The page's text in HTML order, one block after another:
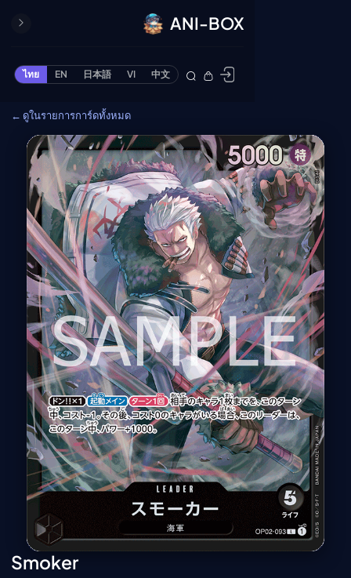
ANI-BOX
ไทย EN 日本語 VI 中文
ปิด
ONE PIECE
Collection
Deck Builder
My-Collection
Deck Library
Deck Share
PREMIUM SERVICE
ทีวีออนไลน์
แนะนำรายการทีวี
อนิเมะ
ตารางออกอากาศอนิ
เมะ (คืนนี้)
ตารางออกอากาศอนิ
เมะ
← ดูในรายการการ์ดทั้งหมด
Smoker